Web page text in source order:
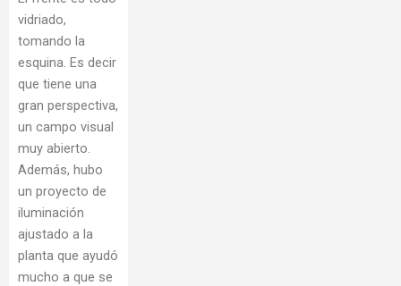
vidriado,
tomando la
esquina. Es decir
que tiene una
gran perspectiva,
un campo visual
muy abierto.
Además, hubo
un proyecto de
iluminación
ajustado a la
planta que ayudó
mucho a que se